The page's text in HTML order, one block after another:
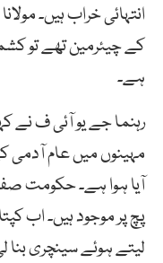
انتہائی خراب ہیں۔
کے چیئرمین تھے تو
ہے۔
مہینوں میں عام آدمی
آیا ہوا ہے۔ حکومت
پچ پر موجود ہیں۔ اب
لیتے ہوئے سینچری بنا